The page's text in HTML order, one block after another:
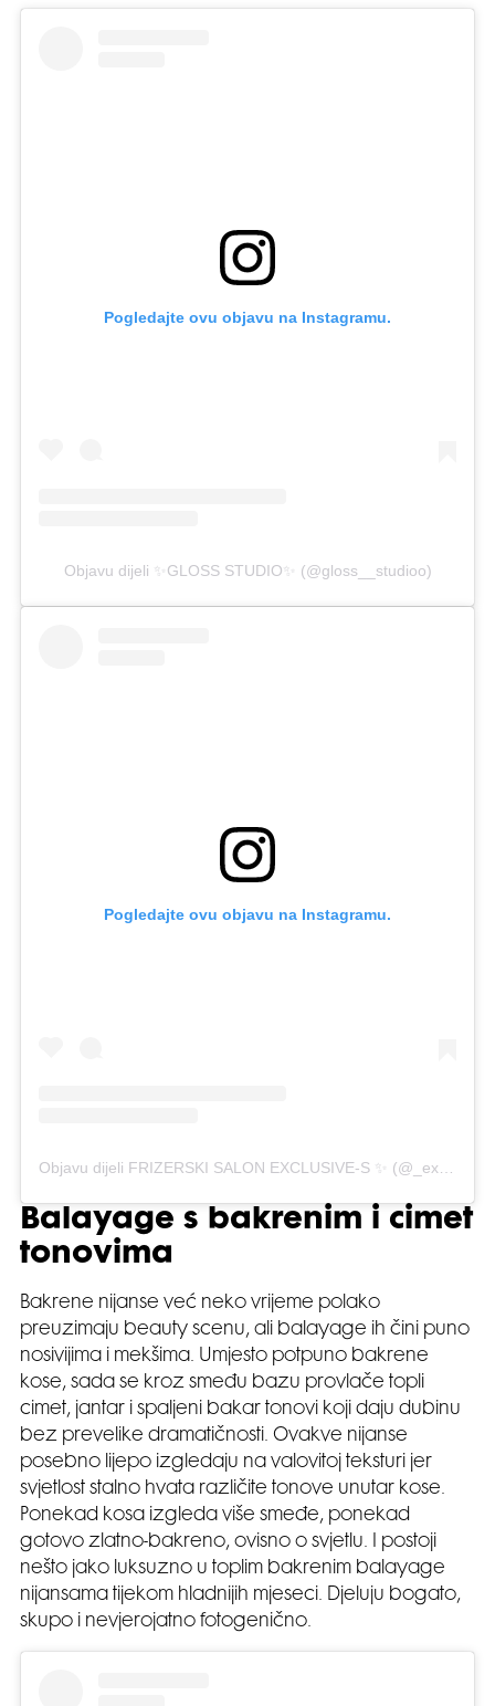
Pogledajte ovu objavu na Instagramu.
Objavu dijeli ✨GLOSS STUDIO✨ (@gloss__studioo)
Pogledajte ovu objavu na Instagramu.
Objavu dijeli FRIZERSKI SALON EXCLUSIVE-S ✨ (@_exclusive_s)
Balayage s bakrenim i cimet
tonovima
Bakrene nijanse već neko vrijeme polako
preuzimaju beauty scenu, ali balayage ih čini puno
nosivijima i mekšima. Umjesto potpuno bakrene
kose, sada se kroz smeđu bazu provlače topli
cimet, jantar i spaljeni bakar tonovi koji daju dubinu
bez prevelike dramatičnosti. Ovakve nijanse
posebno lijepo izgledaju na valovitoj teksturi jer
svjetlost stalno hvata različite tonove unutar kose.
Ponekad kosa izgleda više smeđe, ponekad
gotovo zlatno-bakreno, ovisno o svjetlu. I postoji
nešto jako luksuzno u toplim bakrenim balayage
nijansama tijekom hladnijih mjeseci. Djeluju bogato,
skupo i nevjerojatno fotogenično.